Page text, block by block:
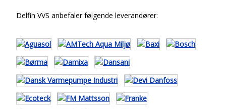
Delfin VVS anbefaler følgende leverandører: